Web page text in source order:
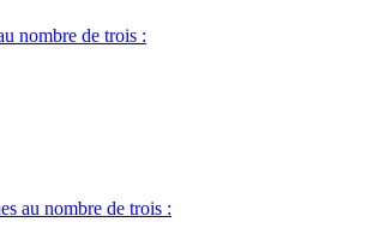
nombre de trois :
au nombre de trois :